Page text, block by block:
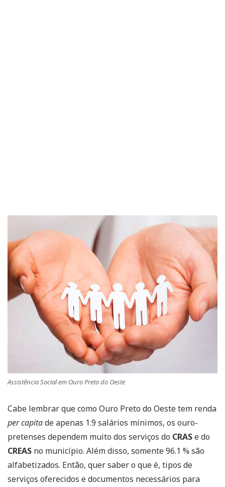
Assistência Social em Ouro Preto do Oeste
Cabe lembrar que como Ouro Preto do Oeste tem renda
per capitade apenas 1.9 salários mínimos, os ouro-
pretenses dependem muito dos serviços do CRASe do
CREAS no município. Além disso, somente 96.1 % são
alfabetizados. Então, quer saber o que é, tipos de
serviços oferecidos e documentos necessários para